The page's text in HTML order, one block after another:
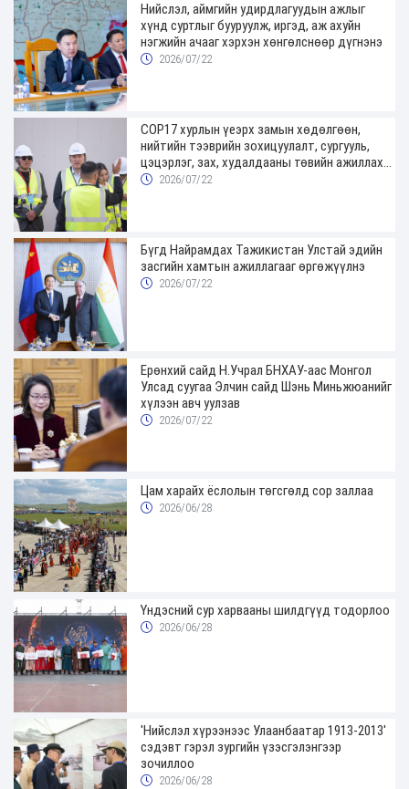
Нийслэл, аймгийн удирдлагуудын ажлыг
хүнд суртлыг бууруулж, иргэд, аж ахуйн
нэгжийн ачааг хэрхэн хөнгөлснөөр дүгнэнэ
2026/07/22
COP17 хурлын үеэрх замын хөдөлгөөн,
нийтийн тээврийн зохицуулалт, сургууль,
цэцэрлэг, зах, худалдааны төвийн ажиллах
хуваарийг гаргаж, иргэдэд мэдээлэхийг
2026/07/22
Бүгд Найрамдах Тажикистан Улстай эдийн
засгийн хамтын ажиллагааг өргөжүүлнэ
2026/07/22
Ерөнхий сайд Н.Учрал БНХАУ-аас Монгол
Улсад суугаа Элчин сайд Шэнь Миньжюанийг
хүлээн авч уулзав
2026/07/22
Цам харайх ёслолын төгсгөлд сор заллаа
2026/06/28
Үндэсний сур харвааны шилдгүүд тодорлоо
2026/06/28
'Нийслэл хүрээнээс Улаанбаатар 1913-2013'
сэдэвт гэрэл зургийн үзэсгэлэнгээр
зочиллоо
2026/06/28